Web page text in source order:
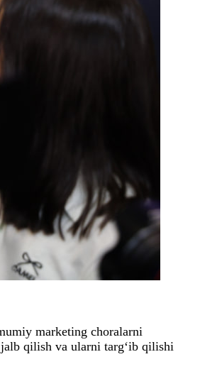
marketing choralarni
qilish va ularni targ‘ib qilishi